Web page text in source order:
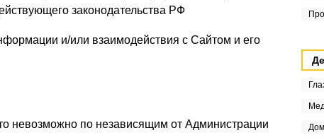
законодательства РФ
и/или взаимодействия с Сайтом и его
невозможно по независящим от Администрации
социальных сетей: